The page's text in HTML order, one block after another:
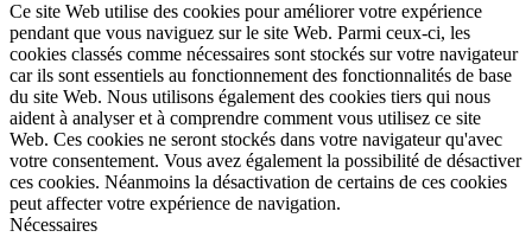
Ce site Web utilise des cookies pour améliorer votre expérience
pendant que vous naviguez sur le site Web. Parmi ceux-ci, les
cookies classés comme nécessaires sont stockés sur votre navigateur
car ils sont essentiels au fonctionnement des fonctionnalités de base
du site Web. Nous utilisons également des cookies tiers qui nous
aident à analyser et à comprendre comment vous utilisez ce site
Web. Ces cookies ne seront stockés dans votre navigateur qu'avec
votre consentement. Vous avez également la possibilité de désactiver
ces cookies. Néanmoins la désactivation de certains de ces cookies
peut affecter votre expérience de navigation.
Nécessaires